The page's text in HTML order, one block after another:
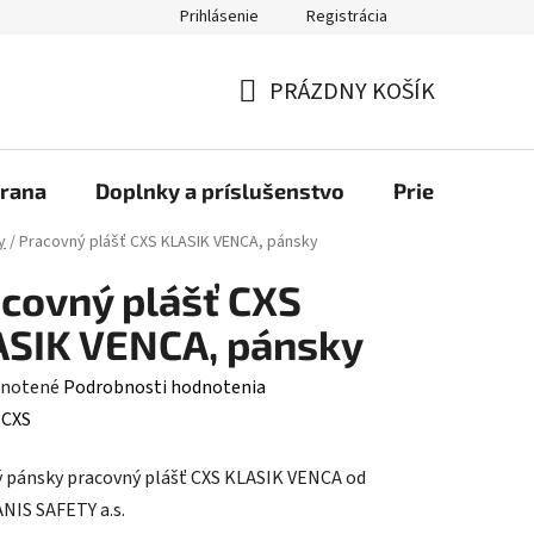
Prihlásenie Registrácia
KOŠÍK
PRÁZDNY KOŠÍK
Doplnky a príslušenstvo Priemyselné
/Pracovný plášť CXS KLASIK VENCA, pánsky
plášť CXS
VENCA, pánsky
Podrobnosti hodnotenia
CXS
pracovný plášť CXS KLASIK VENCA od
SAFETY a.s.